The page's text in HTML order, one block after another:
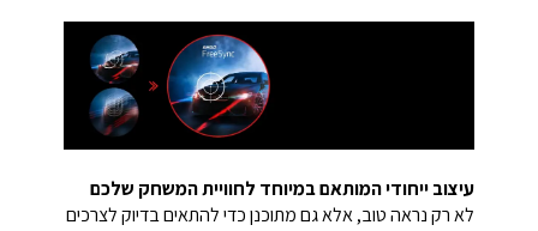
עיצוב ייחודי המותאם במיוחד לחוויית המשחק שלכם
לא רק נראה טוב, אלא גם מתוכנן כדי להתאים בדיוק לצרכים